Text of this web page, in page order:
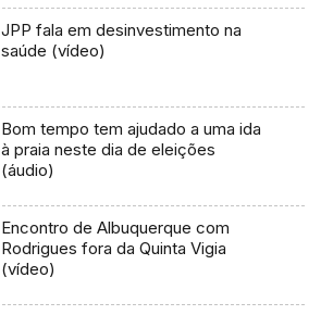
JPP fala em desinvestimento na
saúde (vídeo)
Bom tempo tem ajudado a uma ida
à praia neste dia de eleições
(áudio)
Encontro de Albuquerque com
Rodrigues fora da Quinta Vigia
(vídeo)